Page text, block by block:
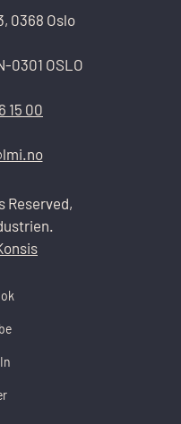
0368 Oslo
0301 OSLO
15 00
Reserved,